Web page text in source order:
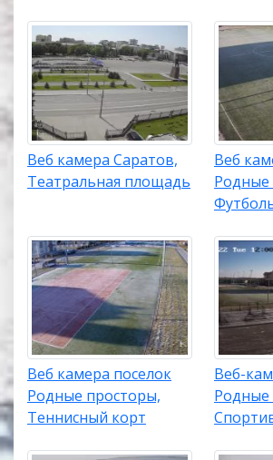
Веб камера Саратов,
Театральная площадь
Веб
Родные
Веб камера поселок
Родные просторы,
Теннисный корт
Веб-
Родные